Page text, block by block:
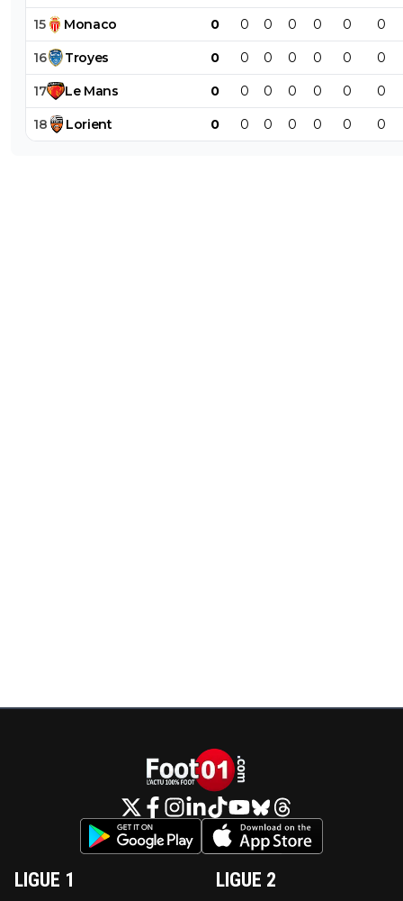
15 Monaco 0 0 0 0 0 0 0
16 Troyes 0 0 0 0 0 0 0
17 Le Mans 0 0 0 0 0 0 0
18 Lorient 0 0 0 0 0 0 0
LIGUE 1 LIGUE 2